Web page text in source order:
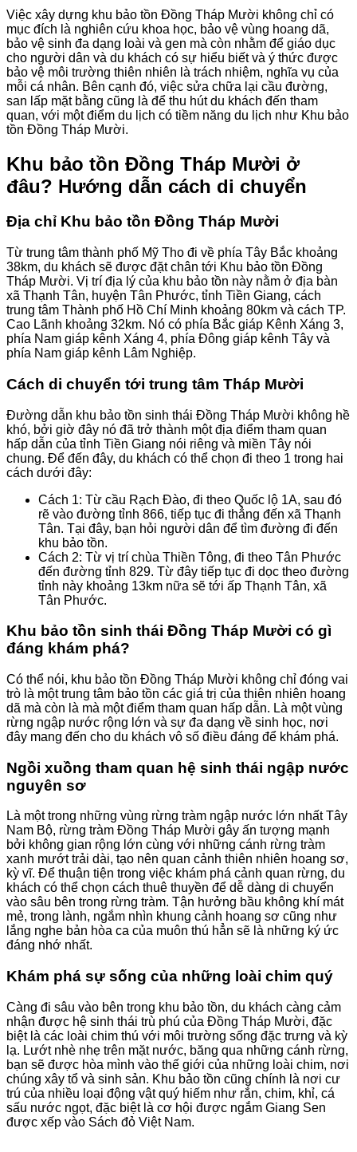
Việc xây dựng khu bảo tồn Đồng Tháp Mười không chỉ có
mục đích là nghiên cứu khoa học, bảo vệ vùng hoang dã,
bảo vệ sinh đa dạng loài và gen mà còn nhằm để giáo dục
cho người dân và du khách có sự hiểu biết và ý thức được
bảo vệ môi trường thiên nhiên là trách nhiệm, nghĩa vụ của
mỗi cá nhân. Bên cạnh đó, việc sửa chữa lại cầu đường,
san lấp mặt bằng cũng là để thu hút du khách đến tham
quan, với một điểm du lịch có tiềm năng du lịch như Khu bảo
tồn Đồng Tháp Mười.
Khu bảo tồn Đồng Tháp Mười ở
đâu? Hướng dẫn cách di chuyển
Địa chỉ Khu bảo tồn Đồng Tháp Mười
Từ trung tâm thành phố Mỹ Tho đi về phía Tây Bắc khoảng
38km, du khách sẽ được đặt chân tới Khu bảo tồn Đồng
Tháp Mười. Vị trí địa lý của khu bảo tồn này nằm ở địa bàn
xã Thạnh Tân, huyện Tân Phước, tỉnh Tiền Giang, cách
trung tâm Thành phố Hồ Chí Minh khoảng 80km và cách TP.
Cao Lãnh khoảng 32km. Nó có phía Bắc giáp Kênh Xáng 3,
phía Nam giáp kênh Xáng 4, phía Đông giáp kênh Tây và
phía Nam giáp kênh Lâm Nghiệp.
Cách di chuyển tới trung tâm Tháp Mười
Đường dẫn khu bảo tồn sinh thái Đồng Tháp Mười không hề
khó, bởi giờ đây nó đã trở thành một địa điểm tham quan
hấp dẫn của tỉnh Tiền Giang nói riêng và miền Tây nói
chung. Để đến đây, du khách có thể chọn đi theo 1 trong hai
cách dưới đây:
Cách 1: Từ cầu Rạch Đào, đi theo Quốc lộ 1A, sau đó
rẽ vào đường tỉnh 866, tiếp tục đi thẳng đến xã Thạnh
Tân. Tại đây, bạn hỏi người dân để tìm đường đi đến
khu bảo tồn.
Cách 2: Từ vị trí chùa Thiền Tông, đi theo Tân Phước
đến đường tỉnh 829. Từ đây tiếp tục đi dọc theo đường
tỉnh này khoảng 13km nữa sẽ tới ấp Thạnh Tân, xã
Tân Phước.
Khu bảo tồn sinh thái Đồng Tháp Mười có gì
đáng khám phá?
Có thể nói, khu bảo tồn Đồng Tháp Mười không chỉ đóng vai
trò là một trung tâm bảo tồn các giá trị của thiên nhiên hoang
dã mà còn là mà một điểm tham quan hấp dẫn. Là một vùng
rừng ngập nước rộng lớn và sự đa dạng về sinh học, nơi
đây mang đến cho du khách vô số điều đáng để khám phá.
Ngồi xuồng tham quan hệ sinh thái ngập nước
nguyên sơ
Là một trong những vùng rừng tràm ngập nước lớn nhất Tây
Nam Bộ, rừng tràm Đồng Tháp Mười gây ấn tượng mạnh
bởi không gian rộng lớn cùng với những cánh rừng tràm
xanh mướt trải dài, tạo nên quan cảnh thiên nhiên hoang sơ,
kỳ vĩ. Để thuận tiện trong việc khám phá cảnh quan rừng, du
khách có thể chọn cách thuê thuyền để dễ dàng di chuyển
vào sâu bên trong rừng tràm. Tận hưởng bầu không khí mát
mẻ, trong lành, ngắm nhìn khung cảnh hoang sơ cũng như
lắng nghe bản hòa ca của muôn thú hẳn sẽ là những ký ức
đáng nhớ nhất.
Khám phá sự sống của những loài chim quý
Càng đi sâu vào bên trong khu bảo tồn, du khách càng cảm
nhận được hệ sinh thái trù phú của Đồng Tháp Mười, đặc
biệt là các loài chim thú với môi trường sống đặc trưng và kỳ
lạ. Lướt nhè nhẹ trên mặt nước, băng qua những cánh rừng,
bạn sẽ được hòa mình vào thế giới của những loài chim, nơi
chúng xây tổ và sinh sản. Khu bảo tồn cũng chính là nơi cư
trú của nhiều loại động vật quý hiếm như rắn, chim, khỉ, cá
sấu nước ngọt, đặc biệt là cơ hội được ngắm Giang Sen
được xếp vào Sách đỏ Việt Nam.